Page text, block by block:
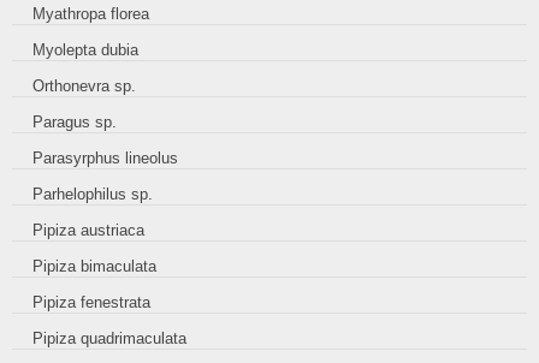
Myathropa florea
Myolepta dubia
Orthonevra sp.
Paragus sp.
Parasyrphus lineolus
Parhelophilus sp.
Pipiza austriaca
Pipiza bimaculata
Pipiza fenestrata
Pipiza quadrimaculata